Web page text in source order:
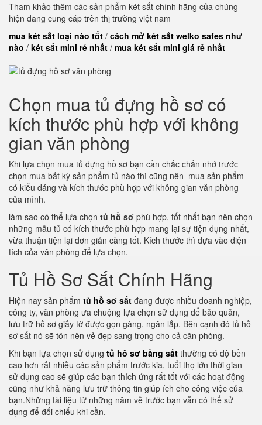
Tham khảo thêm các sản phẩm két sắt chính hãng của chúng
hiện đang cung cáp trên thị trường việt nam
mua két sắt loại nào tốt / cách mở két sắt welko safes như
nào / két sắt mini rẻ nhất / mua két sắt mini giá rẻ nhất
Chọn mua tủ đựng hồ sơ có
kích thước phù hợp với không
gian văn phòng
Khi lựa chọn mua tủ đựng hồ sơ bạn cần chắc chắn nhớ trước
chọn mua bất kỳ sản phẩm tủ nào thì cũng nên mua sản phẩm
có kiểu dáng và kích thước phù hợp với không gian văn phòng
của mình.
làm sao có thể lựa chọn tủ hồ sơ phù hợp, tốt nhất bạn nên chọn
những mẫu tủ có kích thước phù hợp mang lại sự tiện dụng nhất,
vừa thuận tiện lại đơn giản càng tốt. Kích thước thì dựa vào diện
tích của văn phòng để lựa chọn.
Tủ Hồ Sơ Sắt Chính Hãng
Hiện nay sản phẩm tủ hồ sơ sắt đang được nhiều doanh nghiệp,
công ty, văn phòng ưa chuộng lựa chọn sử dụng để bảo quản,
lưu trữ hồ sơ giấy tờ được gọn gàng, ngăn lắp. Bên cạnh đó tủ hồ
sơ sắt nó sẽ tôn nên vẻ đẹp sang trọng cho cả căn phòng.
Khi bạn lựa chọn sử dụng tủ hồ sơ bằng sắt thường có độ bền
cao hơn rất nhiều các sản phẩm trước kia, tuổi thọ lớn thời gian
sử dụng cao sẽ giúp các bạn thích ứng rất tốt với các hoạt động
cũng như khả năng lưu trữ thông tin giúp ích cho công việc của
bạn.Những tài liệu từ những năm về trước bạn vẫn có thể sử
dụng để đối chiếu khi cần.